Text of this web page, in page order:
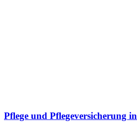
Pflege und Pflegeversicherung